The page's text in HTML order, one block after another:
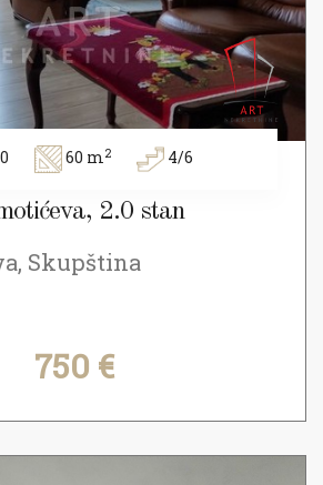
60 m2 4/6
2.0 stan
Skupština
750 €